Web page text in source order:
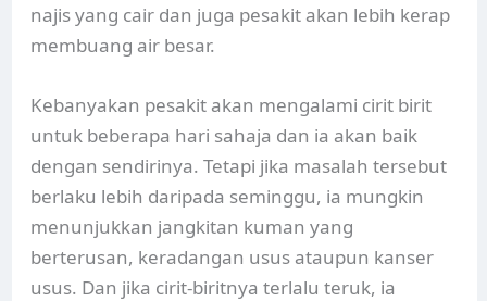
najis yang cair dan juga pesakit akan lebih kerap
membuang air besar.
Kebanyakan pesakit akan mengalami cirit birit
untuk beberapa hari sahaja dan ia akan baik
dengan sendirinya. Tetapi jika masalah tersebut
berlaku lebih daripada seminggu, ia mungkin
menunjukkan jangkitan kuman yang
berterusan, keradangan usus ataupun kanser
usus. Dan jika cirit-biritnya terlalu teruk, ia